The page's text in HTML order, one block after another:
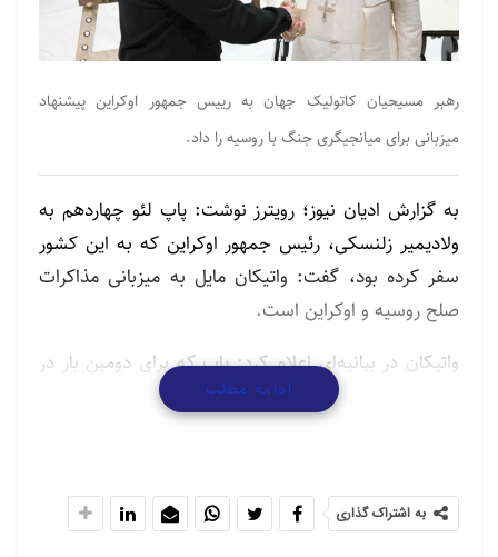
رهبر مسیحیان کاتولیک جهان به رییس جمهور اوکراین پیشنهاد
میزبانی برای میانجیگری جنگ با روسیه را داد.
به گزارش ادیان نیوز؛ رویترز نوشت: پاپ لئو چهاردهم به
ولادیمیر زلنسکی، رئیس جمهور اوکراین که به این کشور
سفر کرده بود، گفت: واتیکان مایل به میزبانی مذاکرات
صلح روسیه و اوکراین است.
واتیکان در بیانیه‌ای اعلام کرد: پاپ که برای دومین بار در
دو ماه حضورش در مقام پاپی با رهبر اوکراین دیدار کرد، در
مورد «نیاز فوری به صلح عادلانه و پایدار» هم با او گفتگو
زلنسکی در برنامه X گفت: برگزاری مذاکرات با روسیه در
ادامه مطلب
به اشتراک گذاری